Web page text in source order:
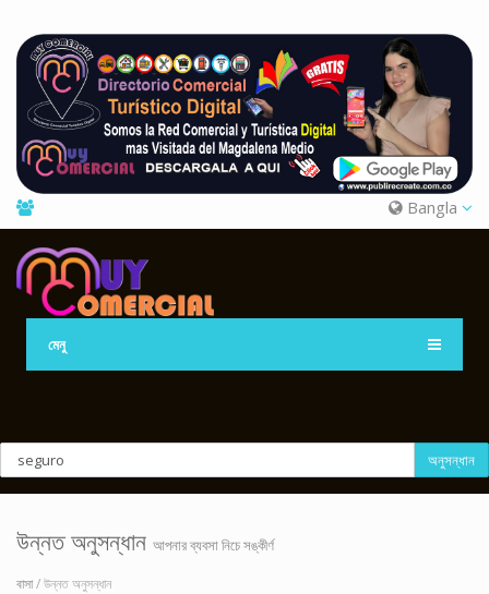
Bangla
মেনু
অনুসন্ধান
উন্নত অনুসন্ধান আপনার ব্যবসা নিচে সঙ্কীর্ণ
বাসা/ উন্নত অনুসন্ধান